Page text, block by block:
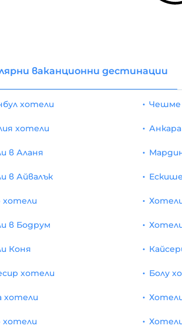
ваканционни дестинации
хотели
хотели
в Аланя
в Айвалък
хотели
Чешме
в Бодрум
Коня
хотели
хотели
хотели
Болу